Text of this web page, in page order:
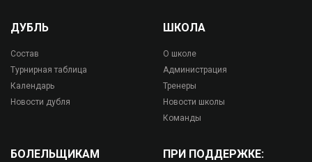
ДУБЛЬ
Состав
Турнирная таблица
Календарь
Новости дубля
ШКОЛА
О школе
Администрация
Тренеры
Новости школы
Команды
БОЛЕЛЬЩИКАМ ПРИ ПОДДЕРЖКЕ: